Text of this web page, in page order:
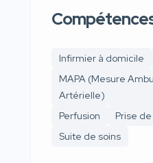
Infirmier à domicile
MAPA (Mesure
Artérielle)
Perfusion
Prise
Suite de soins